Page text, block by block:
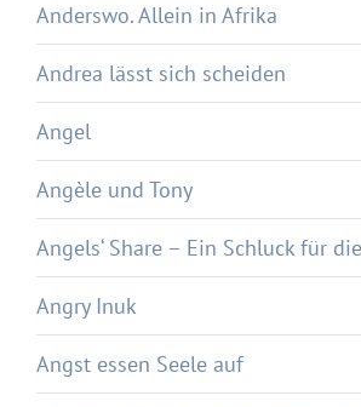
Anderswo. Allein in Afrika
Andrea lässt sich scheiden
Angel
Angèle und Tony
Angels‘ Share – Ein Schluck für
Angry Inuk
Angst essen Seele auf